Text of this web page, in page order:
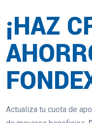
¡HAZ
Actualiza tu cuota de